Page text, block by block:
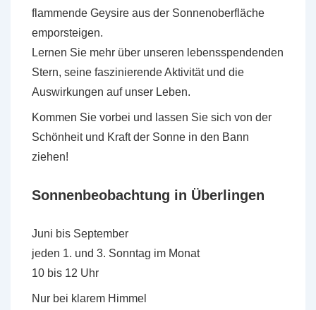
flammende Geysire aus der Sonnenoberfläche
emporsteigen.
Lernen Sie mehr über unseren lebensspendenden
Stern, seine faszinierende Aktivität und die
Auswirkungen auf unser Leben.
Kommen Sie vorbei und lassen Sie sich von der
Schönheit und Kraft der Sonne in den Bann
ziehen!
Sonnenbeobachtung in Überlingen
Juni bis September
jeden 1. und 3. Sonntag im Monat
10 bis 12 Uhr
Nur bei klarem Himmel